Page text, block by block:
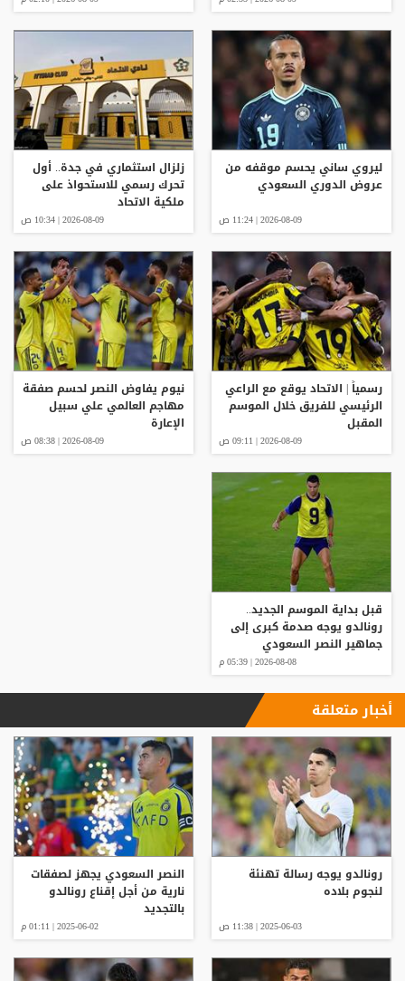
ليروي ساني يحسم موقفه من
عروض الدوري السعودي
2026-08-09 | 11:24 ص
زلزال استثماري في جدة.. أول
تحرك رسمي للاستحواذ على
ملكية الاتحاد
2026-08-09 | 10:34 ص
رسمياً | الاتحاد يوقع مع الراعي
الرئيسي للفريق خلال الموسم
المقبل
2026-08-09 | 09:11 ص
نيوم يفاوض النصر لحسم صفقة
مهاجم العالمي علي سبيل
الإعارة
2026-08-09 | 08:38 ص
قبل بداية الموسم الجديد..
رونالدو يوجه صدمة كبرى إلى
جماهير النصر السعودي
2026-08-08 | 05:39 م
أخبار متعلقة
رونالدو يوجه رسالة تهنئة
لنجوم بلاده
2025-06-03 | 11:38 ص
النصر السعودي يجهز لصفقات
نارية من أجل إقناع رونالدو
بالتجديد
2025-06-02 | 01:11 م